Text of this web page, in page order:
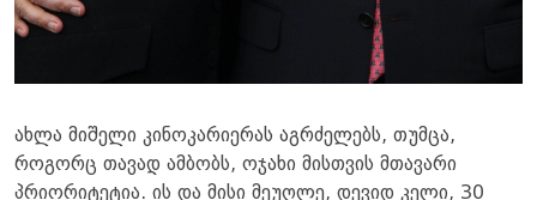
ახლა მიშელი კინოკარიერას აგრძელებს, თუმცა,
როგორც თავად ამბობს, ოჯახი მისთვის მთავარი
პრიორიტეტია. ის და მისი მეუღლე, დევიდ კელი, 30